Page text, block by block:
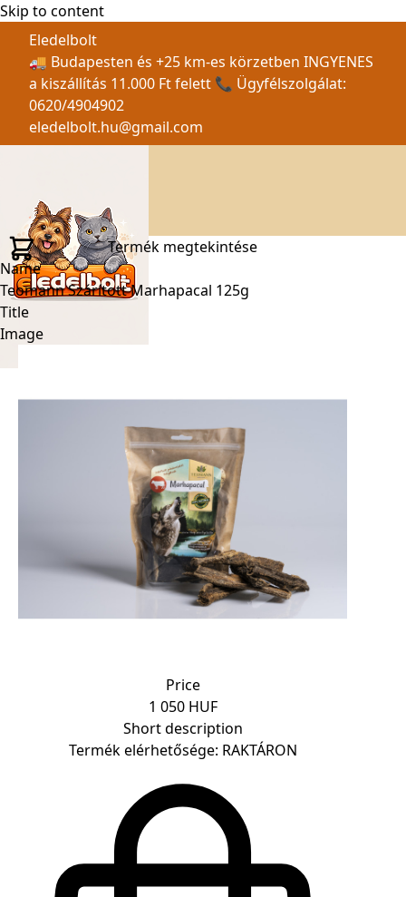
Skip to content
Eledelbolt
🚚 Budapesten és +25 km-es körzetben INGYENES
a kiszállítás 11.000 Ft felett 📞 Ügyfélszolgálat:
0620/4904902
eledelbolt.hu@gmail.com
Termék megtekintése
Name
Teomann Szárított Marhapacal 125g
Title
Image
Price
1 050 HUF
Short description
Termék elérhetősége: RAKTÁRON